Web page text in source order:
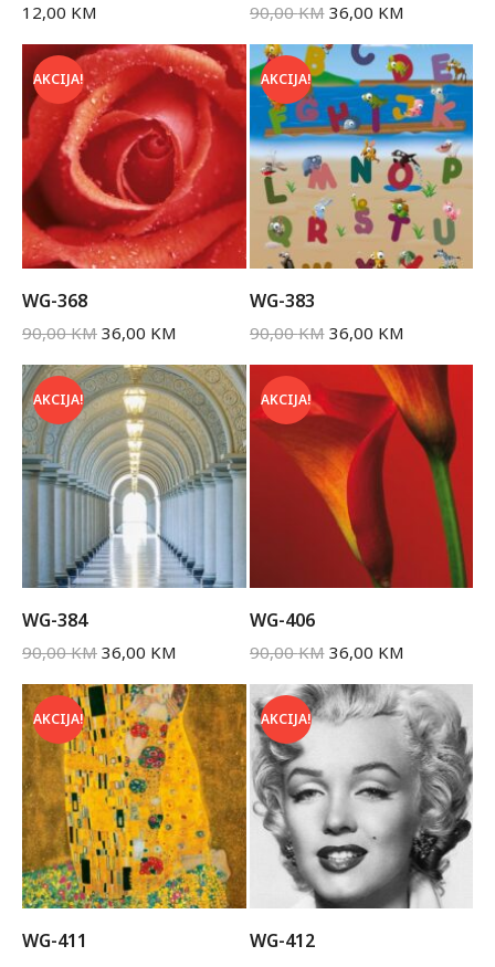
12,00 KM 90,00KM 36,00 KM
AKCIJA!
WG-368
90,00KM 36,00 KM
AKCIJA!
WG-383
90,00KM 36,00 KM
AKCIJA!
WG-384
90,00KM 36,00 KM
AKCIJA!
WG-406
90,00KM 36,00 KM
AKCIJA!
WG-411
AKCIJA!
WG-412